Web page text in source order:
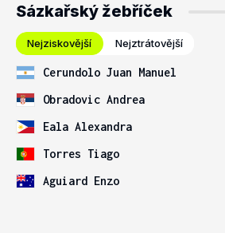
Sázkařský žebříček
Nejziskovější Nejztrátovější
Cerundolo Juan Manuel
Obradovic Andrea
Eala Alexandra
Torres Tiago
Aguiard Enzo